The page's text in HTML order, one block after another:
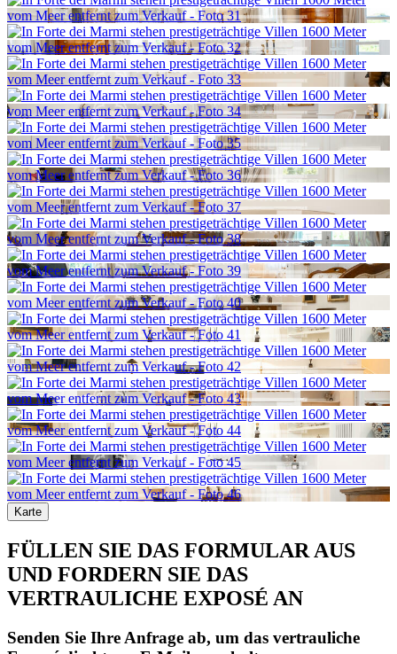
Karte
FÜLLEN SIE DAS FORMULAR AUS
UND FORDERN SIE DAS
VERTRAULICHE EXPOSÉ AN
Senden Sie Ihre Anfrage ab, um das vertrauliche